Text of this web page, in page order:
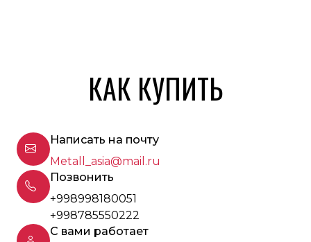
КАК КУПИТЬ
Написать на почту
Metall_asia@mail.ru
Позвонить
+998998180051
+998785550222
С вами работает